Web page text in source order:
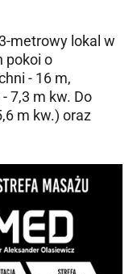
metrowy lokal w
pokoi o
- 16 m,
7,3 m kw. Do
m kw.) oraz